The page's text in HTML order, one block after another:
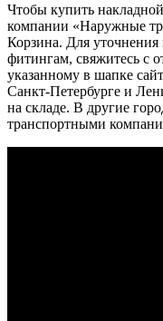
Чтобы купить
компании «Наружные
Корзина. Для
фитингам, свяжитесь с
указанному в шапке
Санкт-Петербурге и
на складе. В другие
транспортными